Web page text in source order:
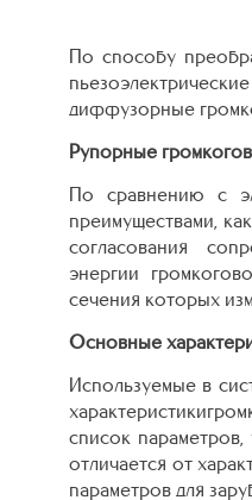
По способу
диффузорные
Рупорные
По сравнению с
преимуществами,
согласования
энергии
сечения которых
Основные
Используемые в
список
отличается от
параметров для